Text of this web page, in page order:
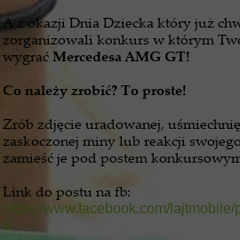
A z okazji Dnia Dziecka który już
zorganizowali konkurs w którym
wygraćMercedesa AMG GT!
Co należy zrobić? To proste!
Zrób zdjęcie uradowanej,
zaskoczonej miny lub reakcji
zamieść je pod postem
Link do postu na fb:
https://www.facebook.com/